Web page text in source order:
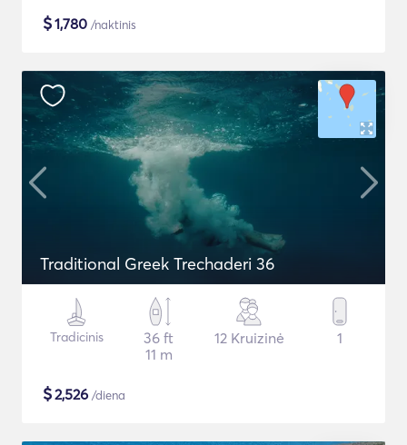
$1,780 /naktinis
Traditional Greek Trechaderi 36
Tradicinis
36 ft
11 m
12 Kruizinė 1
$2,526 /diena